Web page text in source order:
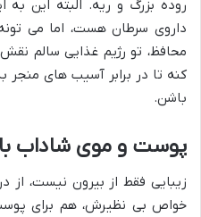
روده بزرگ و ریه. البته این
داروی سرطان هست، اما می
محافظ، تو رژیم غذایی سالم
کنه تا در برابر آسیب های
باشن.
پوست و موی شاداب با
زیبایی فقط از بیرون نیست،
خواص بی نظیرش، هم برای